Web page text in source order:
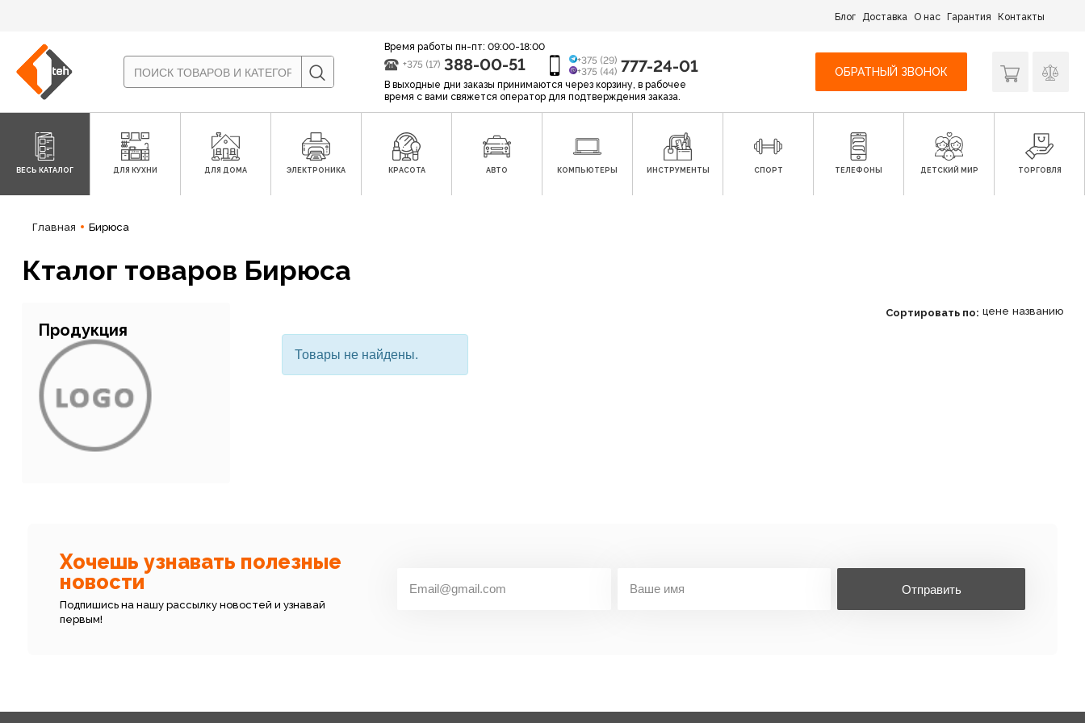
Блог Доставка О нас Гарантия Контакты
Время работы пн-пт: 09:00-18:00
+375 (17) 388-00-51
+375 (29)
+375 (44) 777-24-01
В выходные дни заказы принимаются через корзину, в рабочее
время с вами свяжется оператор для подтверждения заказа.
ОБРАТНЫЙ ЗВОНОК
ВЕСЬ КАТАЛОГ ДЛЯ КУХНИ ДЛЯ ДОМА ЭЛЕКТРОНИКА КРАСОТА АВТО КОМПЬЮТЕРЫ ИНСТРУМЕНТЫ СПОРТ ТЕЛЕФОНЫ ДЕТСКИЙ МИР ТОРГОВЛЯ
Главная Бирюса
Кталог товаров Бирюса
Продукция
Сортировать по: цене названию
Товары не найдены.
Хочешь узнавать полезные
новости
Подпишись на нашу рассылку новостей и узнавай
первым!
Отправить